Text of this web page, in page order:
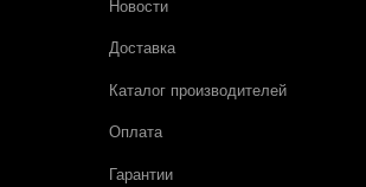
Новости
Доставка
Каталог производителей
Оплата
Гарантии